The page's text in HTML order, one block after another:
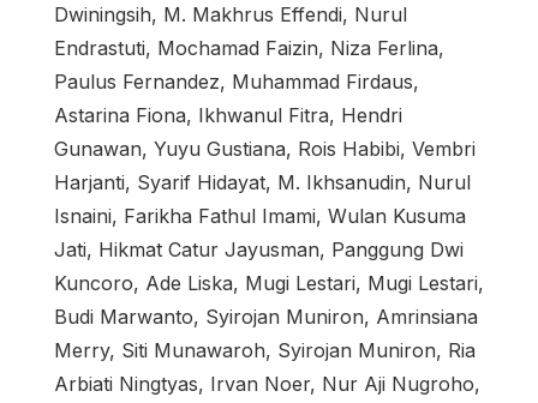
Dwiningsih, M. Makhrus Effendi, Nurul
Endrastuti, Mochamad Faizin, Niza Ferlina,
Paulus Fernandez, Muhammad Firdaus,
Astarina Fiona, Ikhwanul Fitra, Hendri
Gunawan, Yuyu Gustiana, Rois Habibi, Vembri
Harjanti, Syarif Hidayat, M. Ikhsanudin, Nurul
Isnaini, Farikha Fathul Imami, Wulan Kusuma
Jati, Hikmat Catur Jayusman, Panggung Dwi
Kuncoro, Ade Liska, Mugi Lestari, Mugi Lestari,
Budi Marwanto, Syirojan Muniron, Amrinsiana
Merry, Siti Munawaroh, Syirojan Muniron, Ria
Arbiati Ningtyas, Irvan Noer, Nur Aji Nugroho,